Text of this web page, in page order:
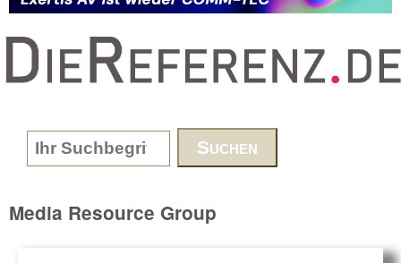
www.DieReferenz.de
Search form
Media Resource Group